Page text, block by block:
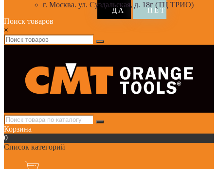
г. Москва. ул. Суздальская, д. 18г (ТЦ ТРИО)
Поиск товаров
×
Корзина
0
Список категорий